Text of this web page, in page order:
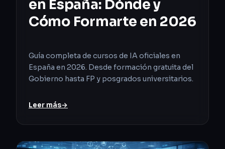
en España: Dónde y
Cómo Formarte en 2026
Guía completa de cursos de IA oficiales en
España en 2026. Desde formación gratuita del
Gobierno hasta FP y posgrados universitarios.
Leer más→